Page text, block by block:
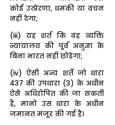
कोई उत्प्रेरणा, धमकी या वचन
नहीं देगा;
(iii) यह शर्त कि वह व्यक्ति
न्यायालय की पूर्व अनुज्ञा के
बिना भारत नहीं छोड़ेगा;
(iv) ऐसी अन्य शर्ते जो धारा
437 की उपधारा (3) के अधीन
ऐसे अधिरोपित की जा सकती
हैं, मानो उस धारा के अधीन
जमानत मंजूर की गई है।